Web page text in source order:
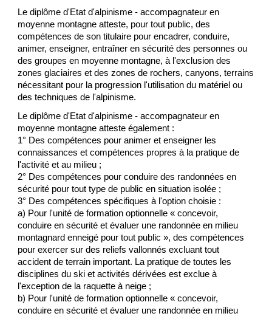
Le diplôme d'Etat d'alpinisme - accompagnateur en
moyenne montagne atteste, pour tout public, des
compétences de son titulaire pour encadrer, conduire,
animer, enseigner, entraîner en sécurité des personnes ou
des groupes en moyenne montagne, à l'exclusion des
zones glaciaires et des zones de rochers, canyons, terrains
nécessitant pour la progression l'utilisation du matériel ou
des techniques de l'alpinisme.
Le diplôme d'Etat d'alpinisme - accompagnateur en
moyenne montagne atteste également :
1° Des compétences pour animer et enseigner les
connaissances et compétences propres à la pratique de
l'activité et au milieu ;
2° Des compétences pour conduire des randonnées en
sécurité pour tout type de public en situation isolée ;
3° Des compétences spécifiques à l'option choisie :
a) Pour l'unité de formation optionnelle « concevoir,
conduire en sécurité et évaluer une randonnée en milieu
montagnard enneigé pour tout public », des compétences
pour exercer sur des reliefs vallonnés excluant tout
accident de terrain important. La pratique de toutes les
disciplines du ski et activités dérivées est exclue à
l'exception de la raquette à neige ;
b) Pour l'unité de formation optionnelle « concevoir,
conduire en sécurité et évaluer une randonnée en milieu